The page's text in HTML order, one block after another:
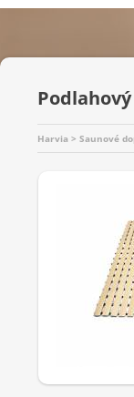
Harvia > Saunové